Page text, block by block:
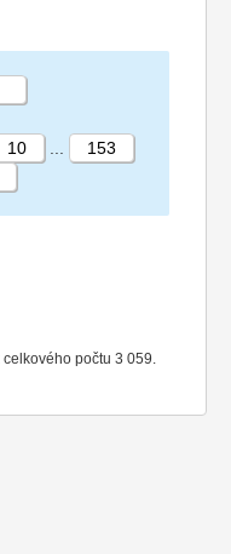
počtu 3 059.
10
153